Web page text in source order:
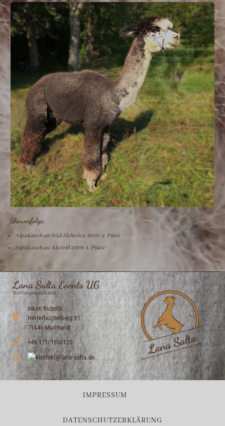
Showerfolge:
Alpakaschau Süd Ilshofen 2018: 2. Platz
Alpakaschau Alsfeld 2018: 1. Platz
Lana Salta Events UG
(haftungsbeschränkt)
Inken Bubeck
Hinterbüchelberg 91
71540 Murrhardt
+49 171/1938120
IMPRESSUM
DATENSCHUTZERKLÄRUNG